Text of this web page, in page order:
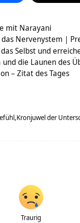
mit Narayani
das Nervenystem |
Selbst und
und die Launen des
– Zitat des Tages
Kronjuwel der
Traurig